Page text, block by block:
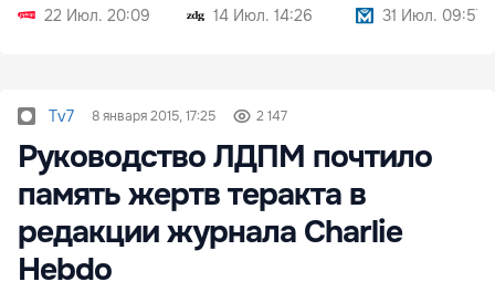
22 Июл. 20:09
14 Июл. 14:26
31 Июл. 09:57
Tv7 8 января 2015, 17:25 2 147
Руководство ЛДПМ почтило
память жертв теракта в
редакции журнала Charlie
Hebdo